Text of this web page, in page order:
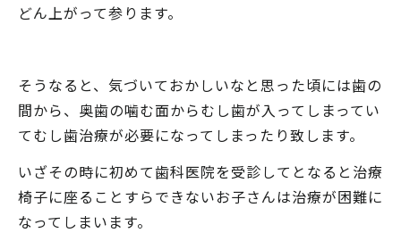
どん上がって参ります。
そうなると、気づいておかしいなと思った頃には歯の
間から、奥歯の噛む面からむし歯が入ってしまってい
てむし歯治療が必要になってしまったり致します。
いざその時に初めて歯科医院を受診してとなると治療
椅子に座ることすらできないお子さんは治療が困難に
なってしまいます。